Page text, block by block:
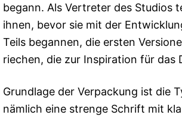
begann. Als Vertreter des Studios
ihnen, bevor sie mit der
Teils begannen, die ersten
riechen, die zur Inspiration für das
Grundlage der Verpackung ist die
nämlich eine strenge Schrift mit